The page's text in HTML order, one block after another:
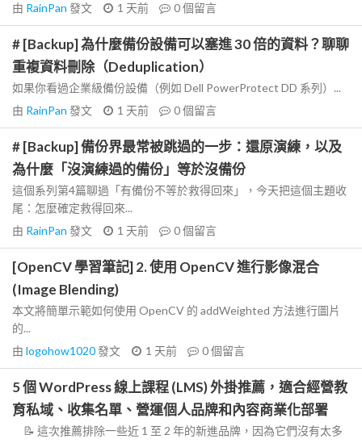
由 RainPan 發文 1 天前 0個留言
# [Backup] 為什麼備份設備可以塞進 30 倍的資料？聊聊
重複資料刪除（Deduplication）
如果你看過企業級備份設備（例如 Dell PowerProtect DD 系列）...
由 RainPan 發文 1 天前 0個留言
# [Backup] 備份界最常被跳過的一步：還原演練，以及
為什麼「沒演練過的備份」等於沒備份
這個系列第4篇聊過「有備份不等於救得回來」，今天把這個主題收
尾：怎麼確定救得回來...
由 RainPan 發文 1 天前 0個留言
[OpenCV 學習筆記] 2. 使用 OpenCV 進行影像混合
(Image Blending)
本文將簡單示範如何使用 OpenCV 的 addWeighted 方法進行圖片
的...
由 logohow1020發文 1 天前 0個留言
5 個 WordPress 線上課程 (LMS) 外掛推薦，適合經營教
育私域、收集名單、營運個人品牌和內容商業化部署
📝 這次推薦排除一些近 1 至 2 年的新進品牌，因為它們沒有太多